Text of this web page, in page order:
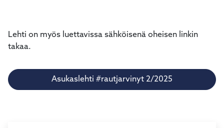
Lehti on myös luettavissa sähköisenä oheisen linkin
takaa.
Asukaslehti #rautjarvinyt 2/2025